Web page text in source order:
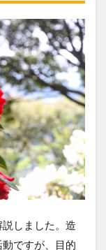
しました。造
ですが、目的